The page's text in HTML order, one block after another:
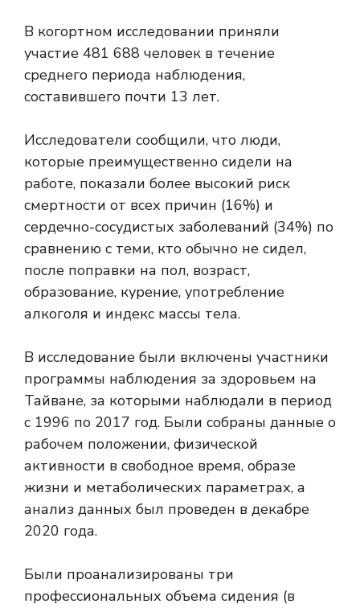
В когортном исследовании приняли
участие 481 688 человек в течение
среднего периода наблюдения,
составившего почти 13 лет.
Исследователи сообщили, что люди,
которые преимущественно сидели на
работе, показали более высокий риск
смертности от всех причин (16%) и
сердечно-сосудистых заболеваний (34%) по
сравнению с теми, кто обычно не сидел,
после поправки на пол, возраст,
образование, курение, употребление
алкоголя и индекс массы тела.
В исследование были включены участники
программы наблюдения за здоровьем на
Тайване, за которыми наблюдали в период
с 1996 по 2017 год. Были собраны данные о
рабочем положении, физической
активности в свободное время, образе
жизни и метаболических параметрах, а
анализ данных был проведен в декабре
2020 года.
Были проанализированы три
профессиональных объема сидения (в